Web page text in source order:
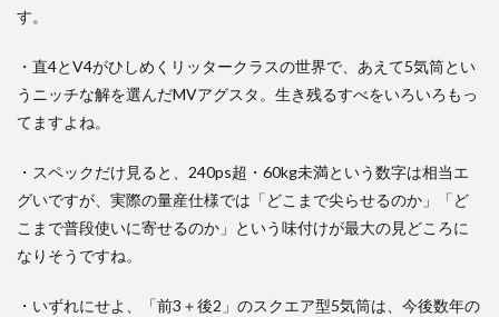
す。
・直4とV4がひしめくリッタークラスの世界で、あえて5気筒とい
うニッチな解を選んだMVアグスタ。生き残るすべをいろいろもっ
てますよね。
・スペックだけ見ると、240ps超・60kg未満という数字は相当エ
グいですが、実際の量産仕様では「どこまで尖らせるのか」「ど
こまで普段使いに寄せるのか」という味付けが最大の見どころに
なりそうですね。
・いずれにせよ、「前3＋後2」のスクエア型5気筒は、今後数年の